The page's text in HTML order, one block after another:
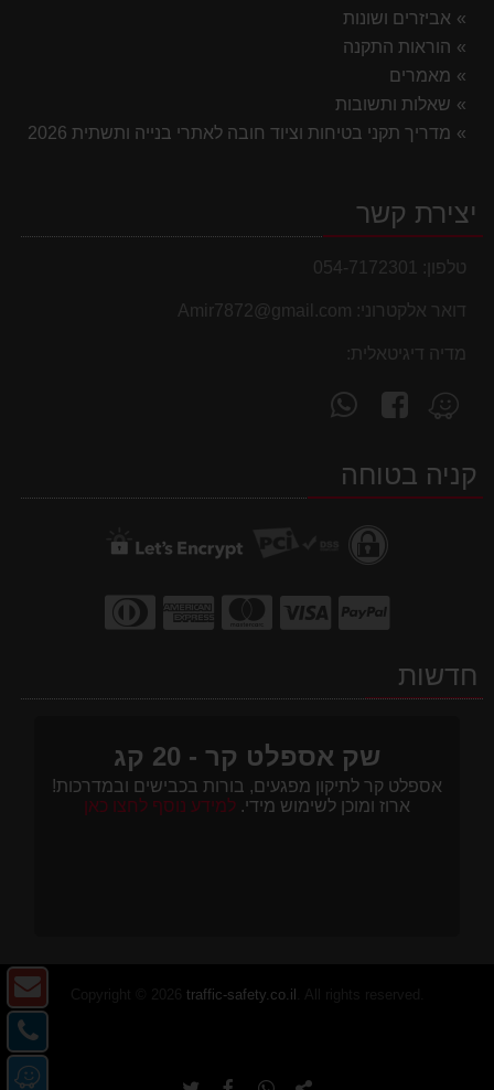
אביזרים ושונות
הוראות התקנה
מאמרים
שאלות ותשובות
מדריך תקני בטיחות וציוד חובה לאתרי בנייה ותשתית 2026
יצירת קשר
טלפון: 054-7172301
דואר אלקטרוני: Amir7872@gmail.com
מדיה דיגיטאלית:
מצא
אותנו
Waze
עקוב
אחרינו
facebookקניה בטוחה
חדשות
שק אספלט קר - 20 קג
אספלט קר לתיקון מפגעים, בורות בכבישים ובמדרכות!
ארוז ומוכן לשימוש מידי. למידע נוסף לחצו כאן
traffic-safety.co.il
-